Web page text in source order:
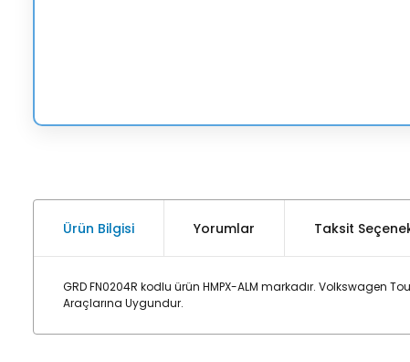
Ürün Bilgisi Yorumlar Taksit
GRD FN0204R kodlu ürün HMPX-ALM markadır.
Araçlarına Uygundur.